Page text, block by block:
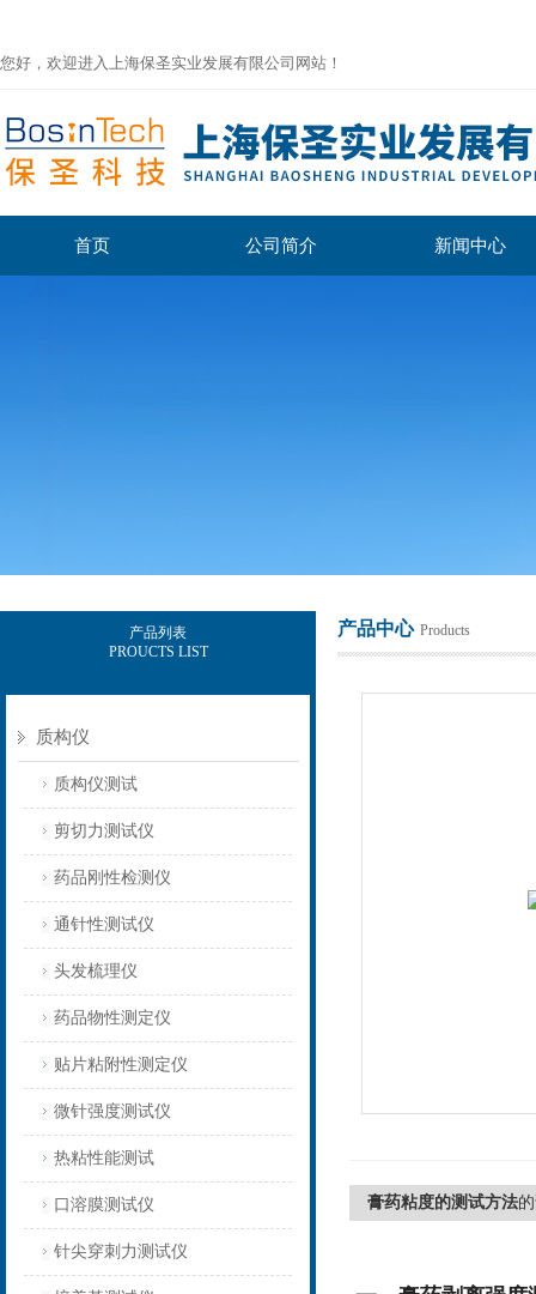
您好，欢迎进入上海保圣实业发展有限公司网站！
首页 公司简介 新闻中心
产品列表
PROUCTS LIST
质构仪
质构仪测试
剪切力测试仪
药品刚性检测仪
通针性测试仪
头发梳理仪
药品物性测定仪
贴片粘附性测定仪
微针强度测试仪
热粘性能测试
口溶膜测试仪
针尖穿刺力测试仪
产品中心 Products
膏药粘度的测试方法